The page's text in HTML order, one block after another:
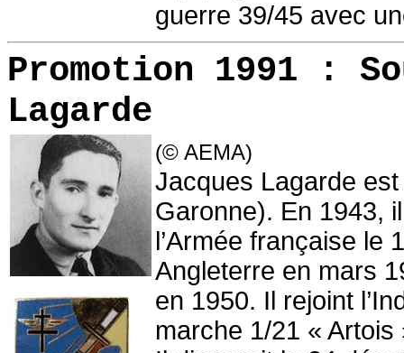
guerre 39/45 avec
Promotion 1991 :
Lagarde
(© AEMA)
Jacques Lagarde
Garonne). En 1943,
l’Armée française le
Angleterre en mars
en 1950. Il rejoint
marche 1/21 « Artois